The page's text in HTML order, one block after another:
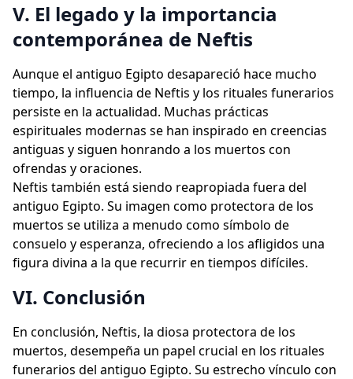
V. El legado y la importancia
contemporánea de Neftis
Aunque el antiguo Egipto desapareció hace mucho
tiempo, la influencia de Neftis y los rituales funerarios
persiste en la actualidad. Muchas prácticas
espirituales modernas se han inspirado en creencias
antiguas y siguen honrando a los muertos con
ofrendas y oraciones.
Neftis también está siendo reapropiada fuera del
antiguo Egipto. Su imagen como protectora de los
muertos se utiliza a menudo como símbolo de
consuelo y esperanza, ofreciendo a los afligidos una
figura divina a la que recurrir en tiempos difíciles.
VI. Conclusión
En conclusión, Neftis, la diosa protectora de los
muertos, desempeña un papel crucial en los rituales
funerarios del antiguo Egipto. Su estrecho vínculo con